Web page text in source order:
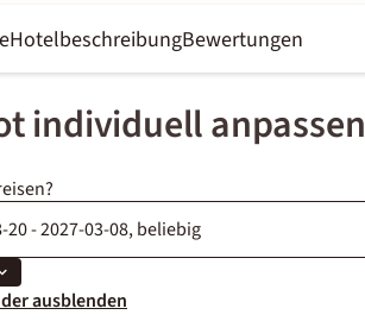
HotelbeschreibungBewertungen
individuell anpassen
ausblenden